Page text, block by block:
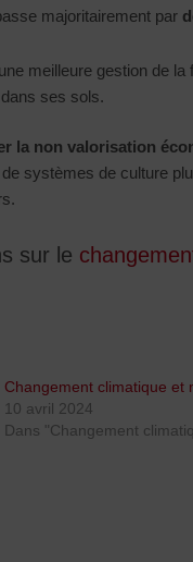
majoritairement par
meilleure gestion de la
ses sols.
la non valorisation
systèmes de culture
sur le
Changement climatique et
10 avril 2024
Dans "Changement